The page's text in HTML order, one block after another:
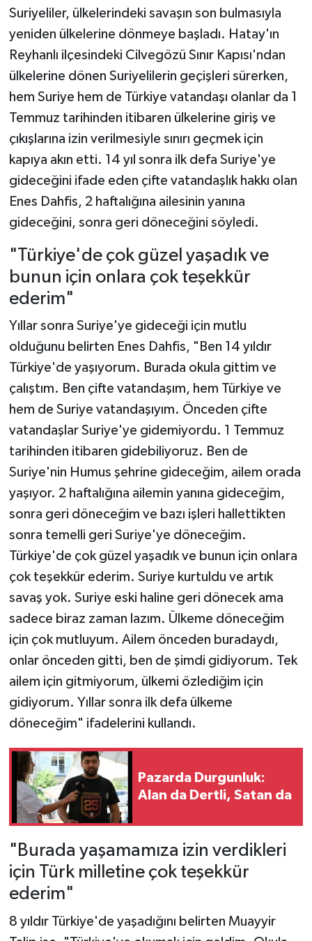
Suriyeliler, ülkelerindeki savaşın son bulmasıyla
yeniden ülkelerine dönmeye başladı. Hatay'ın
Reyhanlı ilçesindeki Cilvegözü Sınır Kapısı'ndan
ülkelerine dönen Suriyelilerin geçişleri sürerken,
hem Suriye hem de Türkiye vatandaşı olanlar da 1
Temmuz tarihinden itibaren ülkelerine giriş ve
çıkışlarına izin verilmesiyle sınırı geçmek için
kapıya akın etti. 14 yıl sonra ilk defa Suriye'ye
gideceğini ifade eden çifte vatandaşlık hakkı olan
Enes Dahfis, 2 haftalığına ailesinin yanına
gideceğini, sonra geri döneceğini söyledi.
"Türkiye'de çok güzel yaşadık ve
bunun için onlara çok teşekkür
ederim"
Yıllar sonra Suriye'ye gideceği için mutlu
olduğunu belirten Enes Dahfis, "Ben 14 yıldır
Türkiye'de yaşıyorum. Burada okula gittim ve
çalıştım. Ben çifte vatandaşım, hem Türkiye ve
hem de Suriye vatandaşıyım. Önceden çifte
vatandaşlar Suriye'ye gidemiyordu. 1 Temmuz
tarihinden itibaren gidebiliyoruz. Ben de
Suriye'nin Humus şehrine gideceğim, ailem orada
yaşıyor. 2 haftalığına ailemin yanına gideceğim,
sonra geri döneceğim ve bazı işleri hallettikten
sonra temelli geri Suriye'ye döneceğim.
Türkiye'de çok güzel yaşadık ve bunun için onlara
çok teşekkür ederim. Suriye kurtuldu ve artık
savaş yok. Suriye eski haline geri dönecek ama
sadece biraz zaman lazım. Ülkeme döneceğim
için çok mutluyum. Ailem önceden buradaydı,
onlar önceden gitti, ben de şimdi gidiyorum. Tek
ailem için gitmiyorum, ülkemi özlediğim için
gidiyorum. Yıllar sonra ilk defa ülkeme
döneceğim" ifadelerini kullandı.
Pazarda Durgunluk:
Alan da Dertli, Satan da
"Burada yaşamamıza izin verdikleri
için Türk milletine çok teşekkür
ederim"
8 yıldır Türkiye'de yaşadığını belirten Muayyir